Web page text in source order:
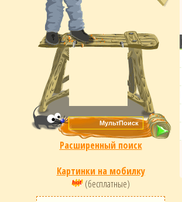
Расширенный поиск
Картинки на мобилку
(бесплатные)